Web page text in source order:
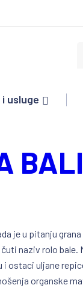
usluge
je u pitanju
naziv rolo
ostaci uljane
organske